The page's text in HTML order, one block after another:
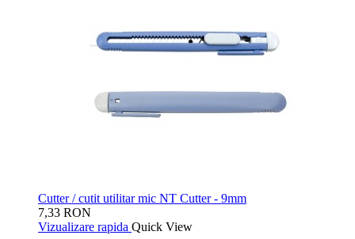
Cutter / cutit utilitar mic NT Cutter - 9mm
7,33 RON
Vizualizare rapida Quick View